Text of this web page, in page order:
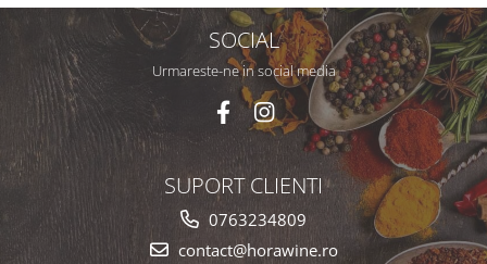
SOCIAL
Urmareste-ne in social media
SUPORT CLIENTI
0763234809
contact@horawine.ro